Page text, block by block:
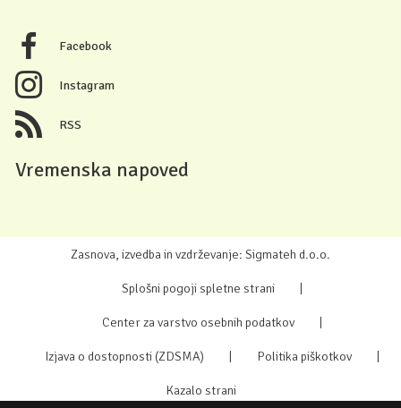
Facebook
Instagram
RSS
Vremenska napoved
Zasnova, izvedba in vzdrževanje: Sigmateh d.o.o.
Splošni pogoji spletne strani |
Center za varstvo osebnih podatkov |
Izjava o dostopnosti (ZDSMA) | Politika piškotkov |
Kazalo strani